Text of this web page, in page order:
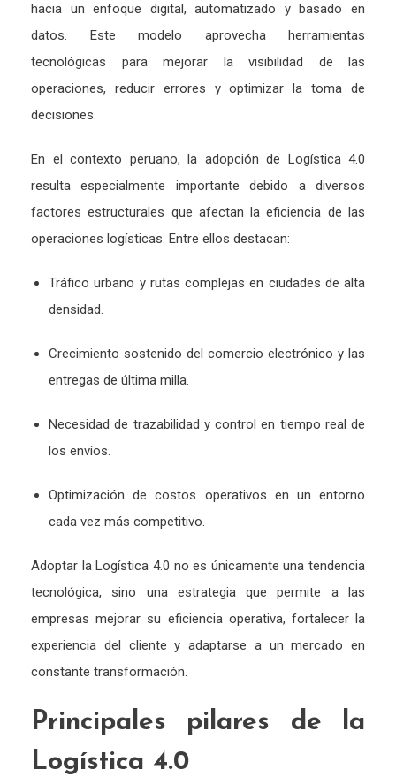
hacia un enfoque digital, automatizado y basado en
datos. Este modelo aprovecha herramientas
tecnológicas para mejorar la visibilidad de las
operaciones, reducir errores y optimizar la toma de
decisiones.
En el contexto peruano, la adopción de Logística 4.0
resulta especialmente importante debido a diversos
factores estructurales que afectan la eficiencia de las
operaciones logísticas. Entre ellos destacan:
Tráfico urbano y rutas complejas en ciudades de alta
densidad.
Crecimiento sostenido del comercio electrónico y las
entregas de última milla.
Necesidad de trazabilidad y control en tiempo real de
los envíos.
Optimización de costos operativos en un entorno
cada vez más competitivo.
Adoptar la Logística 4.0 no es únicamente una tendencia
tecnológica, sino una estrategia que permite a las
empresas mejorar su eficiencia operativa, fortalecer la
experiencia del cliente y adaptarse a un mercado en
constante transformación.
Principales pilares de la
Logística 4.0